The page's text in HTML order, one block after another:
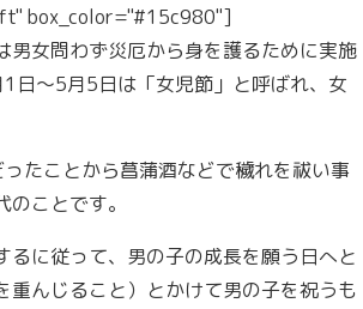
box_color="#15c980"]
女問わず災厄から身を護るために実施
日〜5月5日は「女児節」と呼ばれ、女
たことから菖蒲酒などで穢れを祓い事
ことです。
に従って、男の子の成長を願う日へと
んじること）とかけて男の子を祝うも